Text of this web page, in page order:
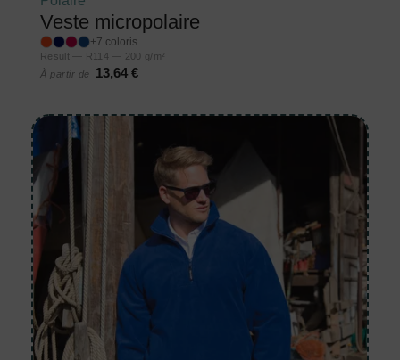
Veste micropolaire
+7 coloris
Result — R114 — 200 g/m²
À partir de
13,64 €